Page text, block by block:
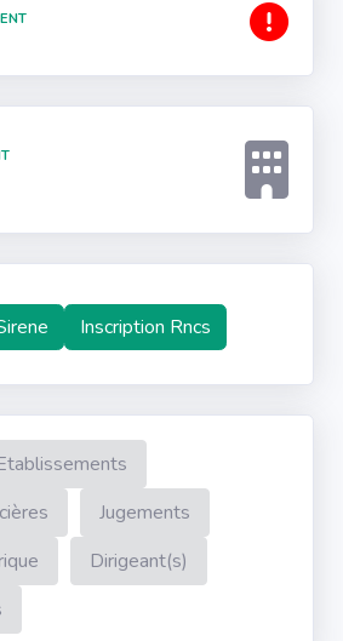
Inscription Rncs
Jugements
Dirigeant(s)